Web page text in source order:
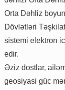
Orta Dəhliz
Dövlətləri
sistemi elektron
edir.
Əziz dostlar,
geosiyasi güc